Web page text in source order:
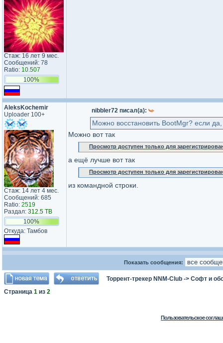
Стаж: 16 лет 9 мес.
Сообщений: 78
Ratio: 10.507
100%
AleksKochemir
Uploader 100+
Стаж: 14 лет 4 мес.
Сообщений: 685
Ratio: 2519
Раздал: 312.5 TB
100%
Откуда: Тамбов
nibbler72 писал(а):
Можно восстановить BootMgr? если
Можно вот так
Просмотр доступен только для
а ещё лучше вот так
Просмотр доступен только для
из командной строки.
Показать сообщения:
Торрент-трекер NNM-Club -> Софт и
Страница 1 из 2
Пользовательское